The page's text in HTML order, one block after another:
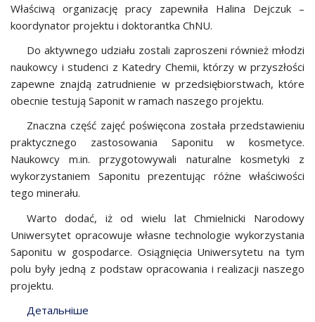
Właściwą organizację pracy zapewniła Halina Dejczuk –
koordynator projektu i doktorantka ChNU.
Do aktywnego udziału zostali zaproszeni również młodzi
naukowcy i studenci z Katedry Chemii, którzy w przyszłości
zapewne znajdą zatrudnienie w przedsiębiorstwach, które
obecnie testują Saponit w ramach naszego projektu.
Znaczna część zajęć poświęcona została przedstawieniu
praktycznego zastosowania Saponitu w kosmetyce.
Naukowcy m.in. przygotowywali naturalne kosmetyki z
wykorzystaniem Saponitu prezentując różne właściwości
tego minerału.
Warto dodać, iż od wielu lat Chmielnicki Narodowy
Uniwersytet opracowuje własne technologie wykorzystania
Saponitu w gospodarce. Osiągnięcia Uniwersytetu na tym
polu były jedną z podstaw opracowania i realizacji naszego
projektu.
Детальніше